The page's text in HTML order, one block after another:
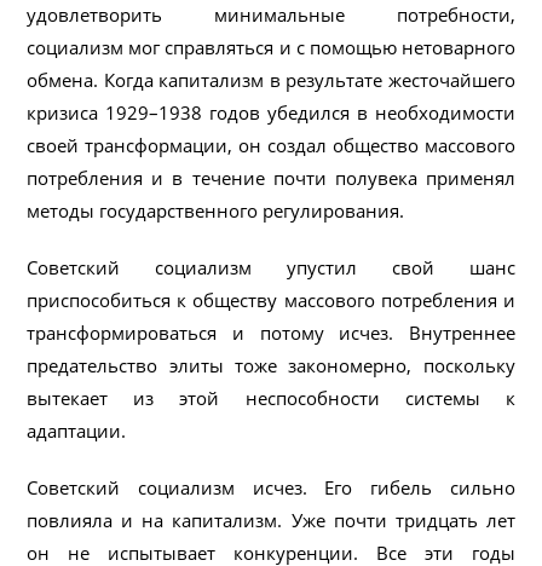
удовлетворить минимальные потребности,
социализм мог справляться и с помощью нетоварного
обмена. Когда капитализм в результате жесточайшего
кризиса 1929–1938 годов убедился в необходимости
своей трансформации, он создал общество массового
потребления и в течение почти полувека применял
методы государственного регулирования.
Советский социализм упустил свой шанс
приспособиться к обществу массового потребления и
трансформироваться и потому исчез. Внутреннее
предательство элиты тоже закономерно, поскольку
вытекает из этой неспособности системы к
адаптации.
Советский социализм исчез. Его гибель сильно
повлияла и на капитализм. Уже почти тридцать лет
он не испытывает конкуренции. Все эти годы